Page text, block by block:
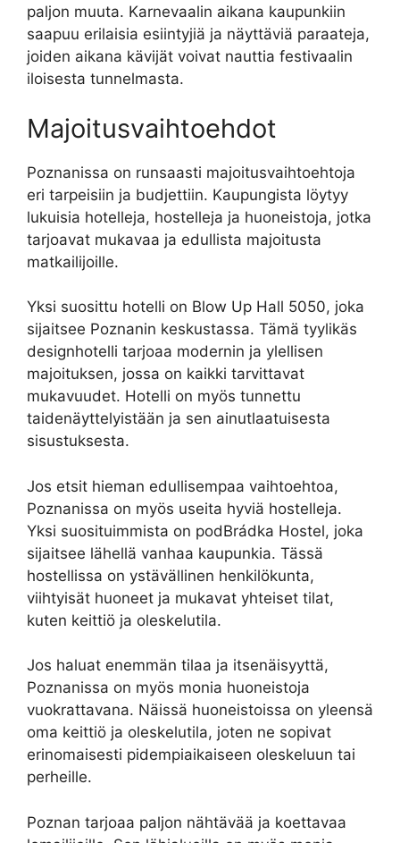
paljon muuta. Karnevaalin aikana kaupunkiin
saapuu erilaisia esiintyjiä ja näyttäviä paraateja,
joiden aikana kävijät voivat nauttia festivaalin
iloisesta tunnelmasta.
Majoitusvaihtoehdot
Poznanissa on runsaasti majoitusvaihtoehtoja
eri tarpeisiin ja budjettiin. Kaupungista löytyy
lukuisia hotelleja, hostelleja ja huoneistoja, jotka
tarjoavat mukavaa ja edullista majoitusta
matkailijoille.
Yksi suosittu hotelli on Blow Up Hall 5050, joka
sijaitsee Poznanin keskustassa. Tämä tyylikäs
designhotelli tarjoaa modernin ja ylellisen
majoituksen, jossa on kaikki tarvittavat
mukavuudet. Hotelli on myös tunnettu
taidenäyttelyistään ja sen ainutlaatuisesta
sisustuksesta.
Jos etsit hieman edullisempaa vaihtoehtoa,
Poznanissa on myös useita hyviä hostelleja.
Yksi suosituimmista on podBrádka Hostel, joka
sijaitsee lähellä vanhaa kaupunkia. Tässä
hostellissa on ystävällinen henkilökunta,
viihtyisät huoneet ja mukavat yhteiset tilat,
kuten keittiö ja oleskelutila.
Jos haluat enemmän tilaa ja itsenäisyyttä,
Poznanissa on myös monia huoneistoja
vuokrattavana. Näissä huoneistoissa on yleensä
oma keittiö ja oleskelutila, joten ne sopivat
erinomaisesti pidempiaikaiseen oleskeluun tai
perheille.
Poznan tarjoaa paljon nähtävää ja koettavaa